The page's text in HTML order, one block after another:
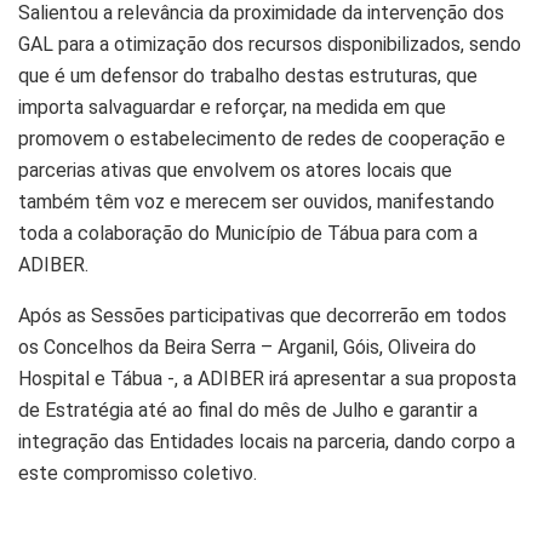
Salientou a relevância da proximidade da intervenção dos
GAL para a otimização dos recursos disponibilizados, sendo
que é um defensor do trabalho destas estruturas, que
importa salvaguardar e reforçar, na medida em que
promovem o estabelecimento de redes de cooperação e
parcerias ativas que envolvem os atores locais que
também têm voz e merecem ser ouvidos, manifestando
toda a colaboração do Município de Tábua para com a
ADIBER.
Após as Sessões participativas que decorrerão em todos
os Concelhos da Beira Serra – Arganil, Góis, Oliveira do
Hospital e Tábua -, a ADIBER irá apresentar a sua proposta
de Estratégia até ao final do mês de Julho e garantir a
integração das Entidades locais na parceria, dando corpo a
este compromisso coletivo.